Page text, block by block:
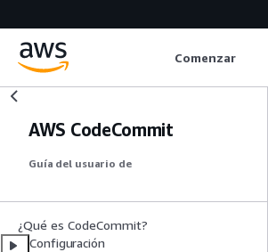
Comenzar
AWS CodeCommit
Guía del usuario de
¿Qué es CodeCommit?
Configuración